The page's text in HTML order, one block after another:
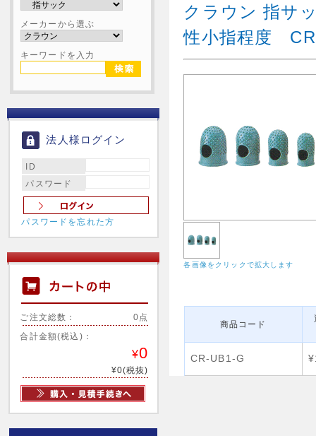
メーカーから選ぶ
キーワードを入力
法人様ログイン
ID
パスワード
パスワードを忘れた方
ご注文総数： 0点
合計金額(税込)：
¥0
¥0(税抜)
クラウン 指
性小指程度
各画像をクリックで拡大します
商品コード
CR-UB1-G